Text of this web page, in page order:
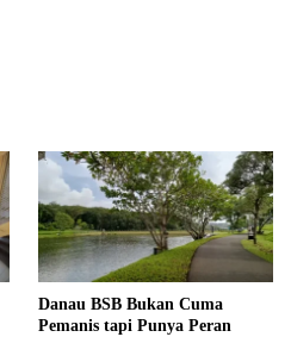
Danau BSB Bukan Cuma
Pemanis tapi Punya Peran